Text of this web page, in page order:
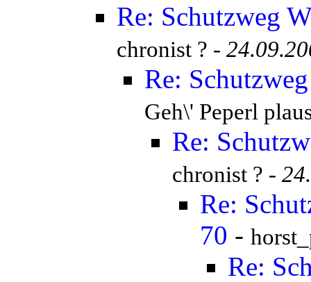
Re: Schutzweg
chronist ? -
Re:
Geh\' Peperl
Re:
chronist ? -
Re:
70 -
Re: